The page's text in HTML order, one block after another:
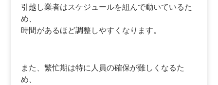
引越し業者はスケジュールを組んで動いているた
め、
時間があるほど調整しやすくなります。
また、繁忙期は特に人員の確保が難しくなるた
め、